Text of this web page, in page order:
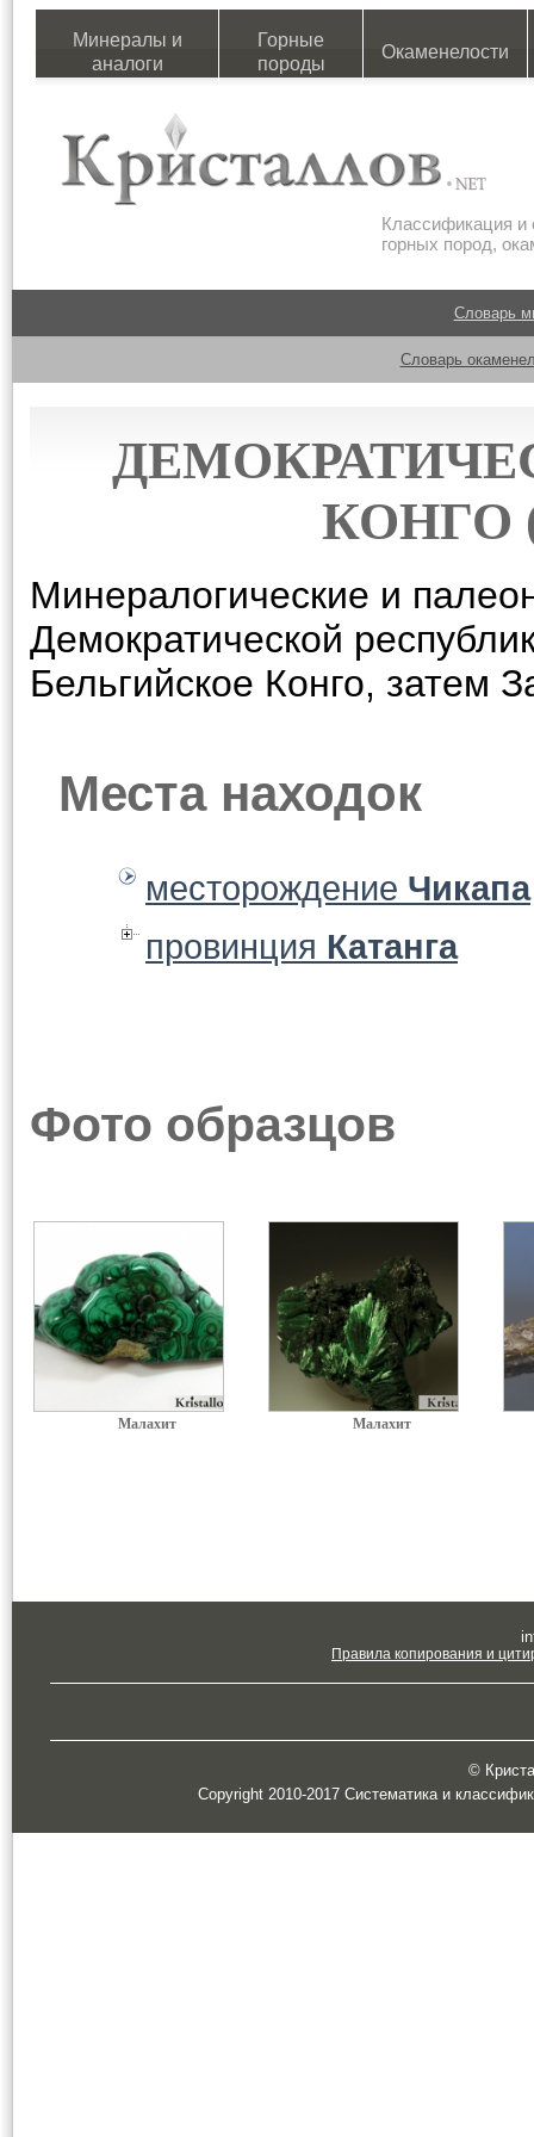
Минералы и
аналоги
Горные
породы
Окаменелости
Классификация и
горных пород,
Словарь
Словарь
КОНГО
Минералогические и
Демократической
Бельгийское Конго, затем
Места находок
месторождение Чикапа
провинция Катанга
Фото образцов
Малахит Малахит
Правила копирования и
©
Copyright 2010-2017 Систематика и